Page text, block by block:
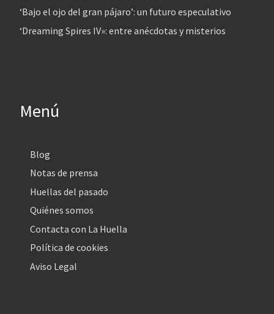
‘Bajo el ojo del gran pájaro’: un futuro especulativo
‘Dreaming Spires IV»: entre anécdotas y misterios
Menú
Blog
Notas de prensa
Huellas del pasado
Quiénes somos
Contacta con La Huella
Política de cookies
Aviso Legal